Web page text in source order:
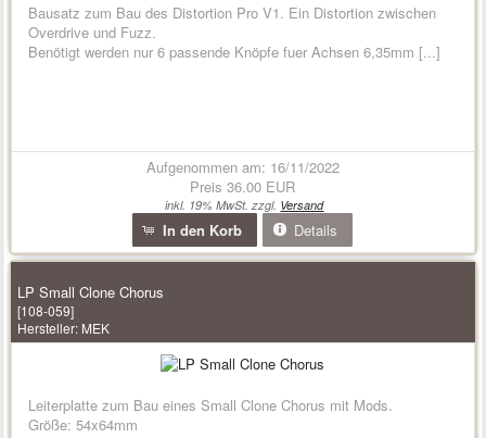
Bausatz zum Bau des Distortion Pro V1. Ein Distortion zwischen
Overdrive und Fuzz.
Benötigt werden nur 6 passende Knöpfe fuer Achsen 6,35mm [...]
Aufgenommen am: 16/11/2022
Preis36.00 EUR
inkl. 19% MwSt. zzgl. Versand
In den Korb Details
LP Small Clone Chorus
[108-059]
Hersteller: MEK
Leiterplatte zum Bau eines Small Clone Chorus mit Mods.
Größe: 54x64mm